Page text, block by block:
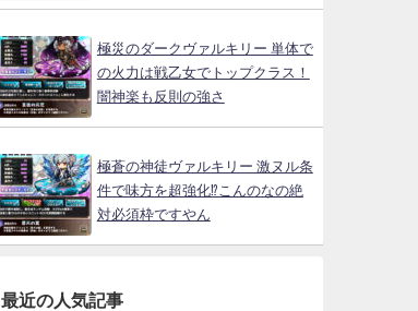
極災のダークヴァルキリー 単体で
の火力は戦乙女でトップクラス！
闇神楽も反則の強さ
極蒼の神徒ヴァルキリー 激ヌル条
件で味方を超強化⁉こんのなの絶
対必須枠ですやん
最近の人気記事